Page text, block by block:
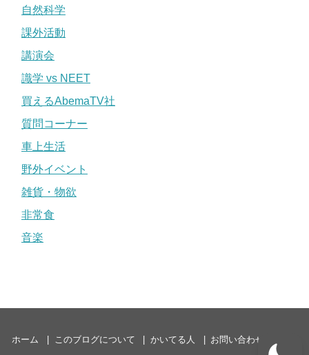
自然科学
課外活動
講演会
識学 vs NEET
買えるAbemaTV社
質問コーナー
車上生活
野外イベント
雑貨・物欲
非常食
音楽
ホーム このブログについて かいてる人 お問い合わせ